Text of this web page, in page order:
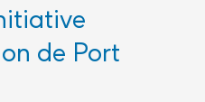
de Port